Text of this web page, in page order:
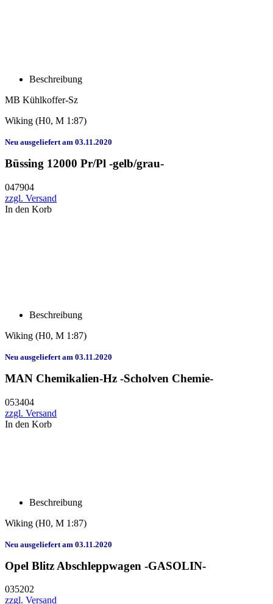
Beschreibung
MB Kühlkoffer-Sz
Wiking (H0, M 1:87)
Neu ausgeliefert am 03.11.2020
Büssing 12000 Pr/Pl -gelb/grau-
047904
zzgl. Versand
In den Korb
Beschreibung
Wiking (H0, M 1:87)
Neu ausgeliefert am 03.11.2020
MAN Chemikalien-Hz -Scholven Chemie-
053404
zzgl. Versand
In den Korb
Beschreibung
Wiking (H0, M 1:87)
Neu ausgeliefert am 03.11.2020
Opel Blitz Abschleppwagen -GASOLIN-
035202
zzgl. Versand